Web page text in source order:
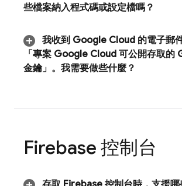
些檔案納入程式碼或設定檔嗎？
我收到 Google Cloud 的電子郵
「專案 Google Cloud 可公開存取的
金鑰」。我需要做些什麼？
Firebase 控制台